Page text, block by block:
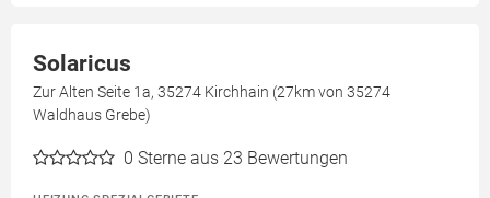
Solaricus
Zur Alten Seite 1a, 35274 Kirchhain (27km von 35274
Waldhaus Grebe)
0 Sterne aus 23 Bewertungen